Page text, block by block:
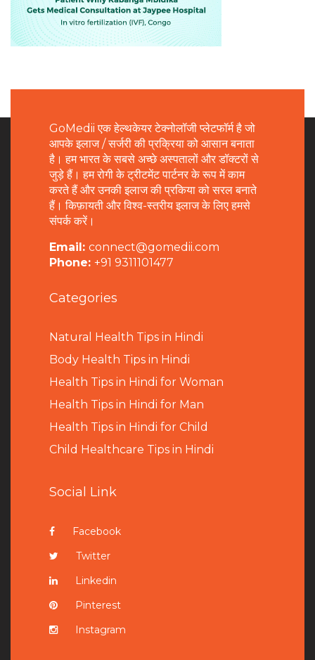
GoMedii एक हेल्थकेयर टेक्नोलॉजी प्लेटफॉर्म है जो
आपके इलाज / सर्जरी की प्रक्रिया को आसान बनाता
है। हम भारत के सबसे अच्छे अस्पतालों और डॉक्टरों से
जुड़े हैं। हम रोगी के ट्रीटमेंट पार्टनर के रूप में काम
करते हैं और उनकी इलाज की प्रकिया को सरल बनाते
हैं। किफ़ायती और विश्व-स्तरीय इलाज के लिए हमसे
संपर्क करें।
Email: connect@gomedii.com
Phone: +91 9311101477
Categories
Natural Health Tips in Hindi
Body Health Tips in Hindi
Health Tips in Hindi for Woman
Health Tips in Hindi for Man
Health Tips in Hindi for Child
Child Healthcare Tips in Hindi
Social Link
Facebook
Twitter
Linkedin
Pinterest
Instagram